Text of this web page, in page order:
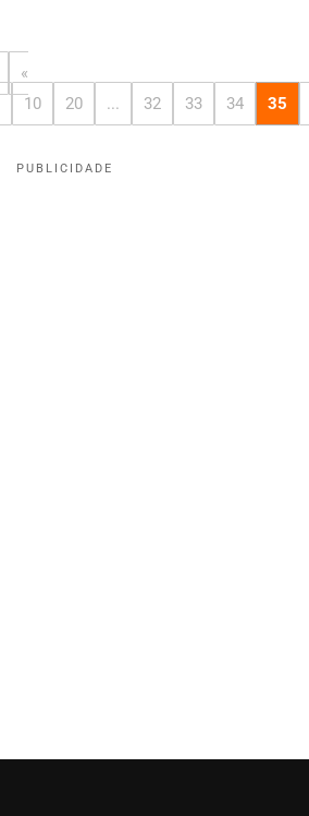
«
10 20 ... 32 33 34 35
PUBLICIDADE